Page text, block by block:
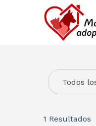
Todos
1 Resultados